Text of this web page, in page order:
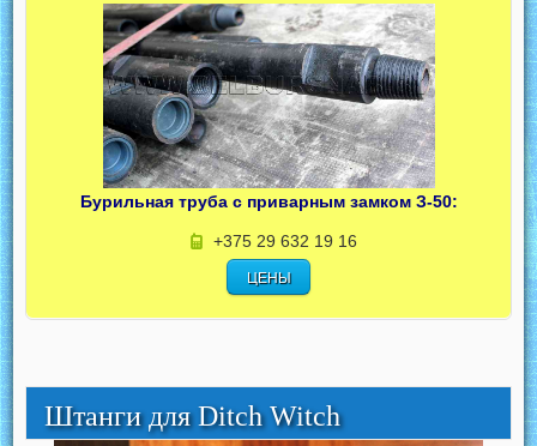
Бурильная труба с приварным замком З-50:
+375 29 632 19 16
ЦЕНЫ
Штанги для Ditch Witch